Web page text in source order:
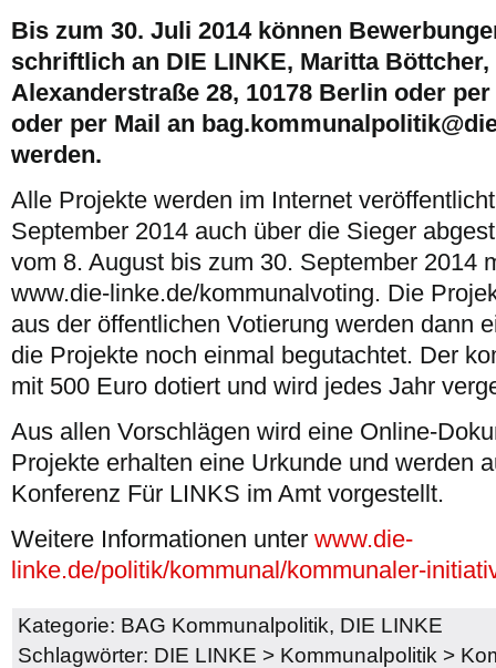
Bis zum 30. Juli 2014 können
schriftlich an DIE LINKE, Maritta Böttcher,
Alexanderstraße 28, 10178 Berlin oder per
oder per Mail an
werden.
Alle Projekte werden im Internet
September 2014 auch über die Sieger
vom 8. August bis zum 30. September 2014
www.die-linke.de/kommunalvoting. Die
aus der öffentlichen Votierung werden dann
die Projekte noch einmal begutachtet. Der
mit 500 Euro dotiert und wird jedes Jahr
Aus allen Vorschlägen wird eine Online-
Projekte erhalten eine Urkunde und werden
Konferenz Für LINKS im Amt vorgestellt.
Weitere Informationen unter www.die-
linke.de/politik/kommunal/kommunaler-
Kategorie: BAG Kommunalpolitik, DIE LINKE
Schlagwörter: DIE LINKE > Kommunalpolitik >